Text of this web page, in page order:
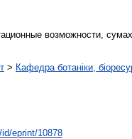
возможности,
> Кафедра ботаніки,
eprint/10878